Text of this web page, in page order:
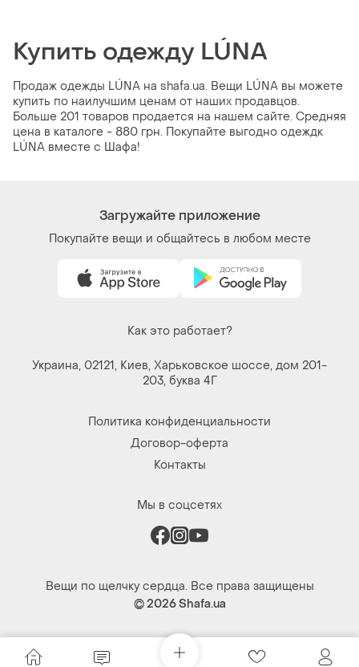
Купить одежду LÚNA
Продаж одежды LÚNA на shafa.ua. Вещи LÚNA вы можете
купить по наилучшим ценам от наших продавцов.
Больше 201 товаров продается на нашем сайте. Средняя
цена в каталоге - 880 грн. Покупайте выгодно одеждк
LÚNA вместе с Шафа!
Загружайте приложение
Покупайте вещи и общайтесь в любом месте
Как это работает?
Украина, 02121, Киев, Харьковское шоссе, дом 201-
203, буква 4Г
Политика конфиденциальности
Договор-оферта
Контакты
Мы в соцсетях
Вещи по щелчку сердца. Все права защищены
© 2026Shafa.ua